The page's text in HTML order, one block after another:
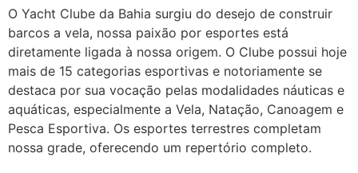
O Yacht Clube da Bahia surgiu do desejo de construir
barcos a vela, nossa paixão por esportes está
diretamente ligada à nossa origem. O Clube possui hoje
mais de 15 categorias esportivas e notoriamente se
destaca por sua vocação pelas modalidades náuticas e
aquáticas, especialmente a Vela, Natação, Canoagem e
Pesca Esportiva. Os esportes terrestres completam
nossa grade, oferecendo um repertório completo.